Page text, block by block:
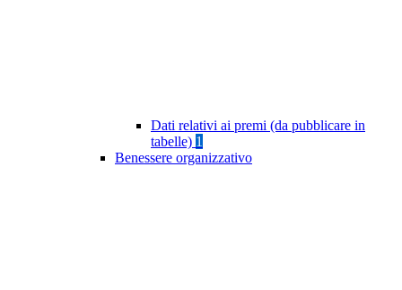
Dati relativi ai premi (da pubblicare in
tabelle) 1
Benessere organizzativo